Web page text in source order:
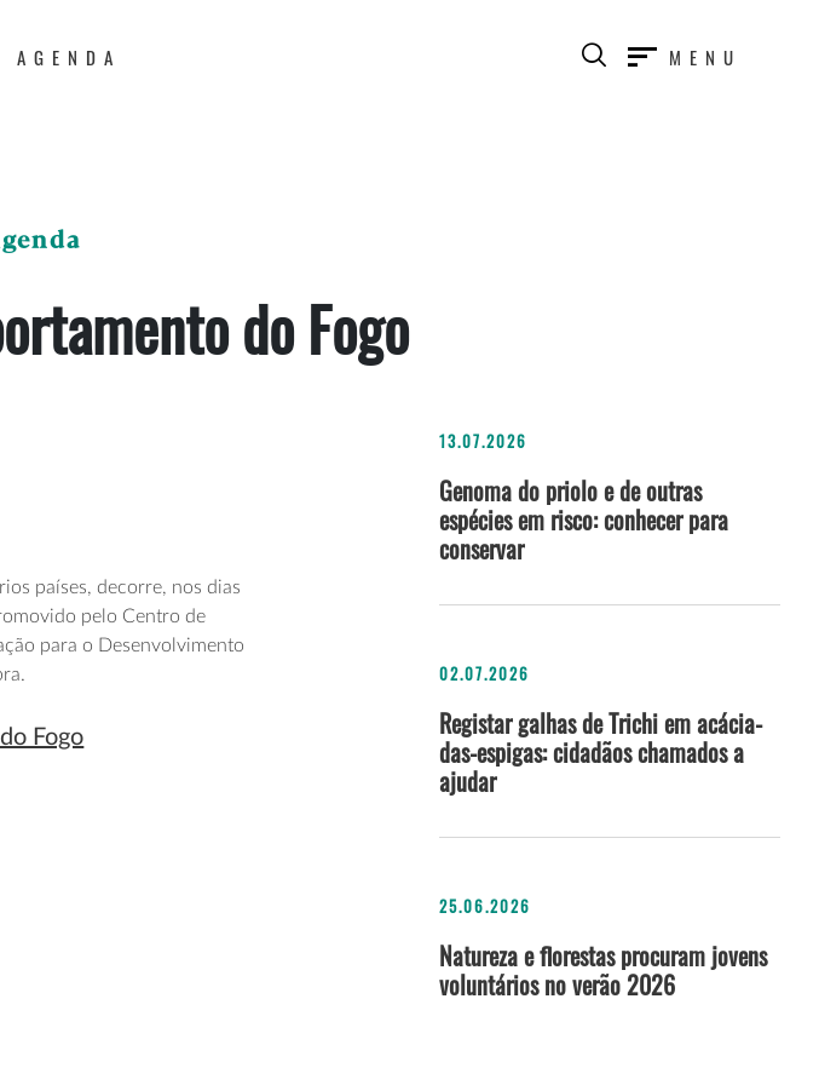
MENU
do Fogo
países, decorre, nos dias
pelo Centro de
para o Desenvolvimento
Fogo
13.07.2026
Genoma do priolo e de outras
espécies em risco: conhecer para
conservar
02.07.2026
Registar galhas de Trichi em acácia-
das-espigas: cidadãos chamados a
ajudar
25.06.2026
Natureza e florestas procuram jovens
voluntários no verão 2026